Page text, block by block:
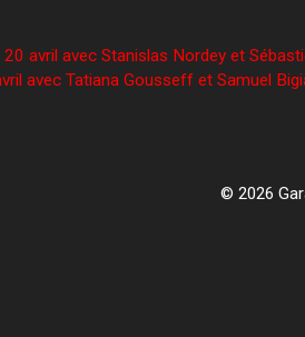
avril avec Stanislas Nordey et
avec Tatiana Gousseff et Samuel
© 2026